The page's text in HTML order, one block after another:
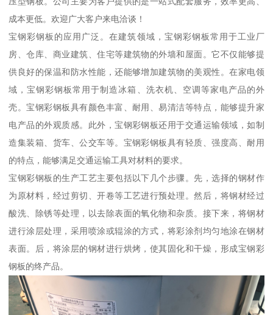
成本更低。欢迎广大客户来电洽谈！
宝钢彩钢板的应用广泛。在建筑领域，宝钢彩钢板常用于工业厂
房、仓库、商业建筑、住宅等建筑物的外墙和屋面。它不仅能够提
供良好的保温和防水性能，还能够增加建筑物的美观性。在家电领
域，宝钢彩钢板常用于制造冰箱、洗衣机、空调等家电产品的外
壳。宝钢彩钢板具有颜色丰富、耐用、易清洁等特点，能够提升家
电产品的外观质感。此外，宝钢彩钢板还用于交通运输领域，如制
造集装箱、货车、公交车等。宝钢彩钢板具有轻质、强度高、耐用
的特点，能够满足交通运输工具对材料的要求。
宝钢彩钢板的生产工艺主要包括以下几个步骤。先，选择的钢材作
为原材料，经过剪切、开卷等工艺进行预处理。然后，将钢材经过
酸洗、除锈等处理，以去除表面的氧化物和杂质。接下来，将钢材
进行涂层处理，采用喷涂或辊涂的方式，将彩涂剂均匀地涂在钢材
表面。后，将涂层的钢材进行烘烤，使其固化和干燥，形成宝钢彩
钢板的终产品。